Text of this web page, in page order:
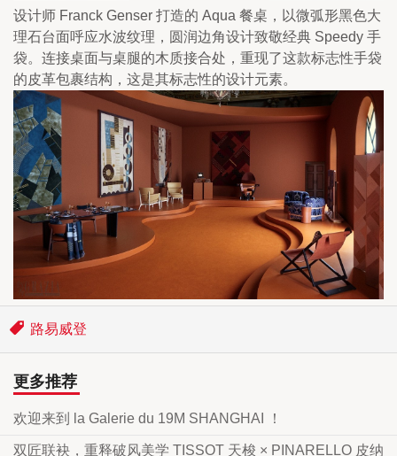
设计师 Franck Genser 打造的 Aqua 餐桌，以微弧形黑色大
理石台面呼应水波纹理，圆润边角设计致敬经典 Speedy 手
袋。连接桌面与桌腿的木质接合处，重现了这款标志性手袋
的皮革包裹结构，这是其标志性的设计元素。
路易威登
更多推荐
欢迎来到 la Galerie du 19M SHANGHAI ！
双匠联袂，重释破风美学 TISSOT 天梭 × PINARELLO 皮纳